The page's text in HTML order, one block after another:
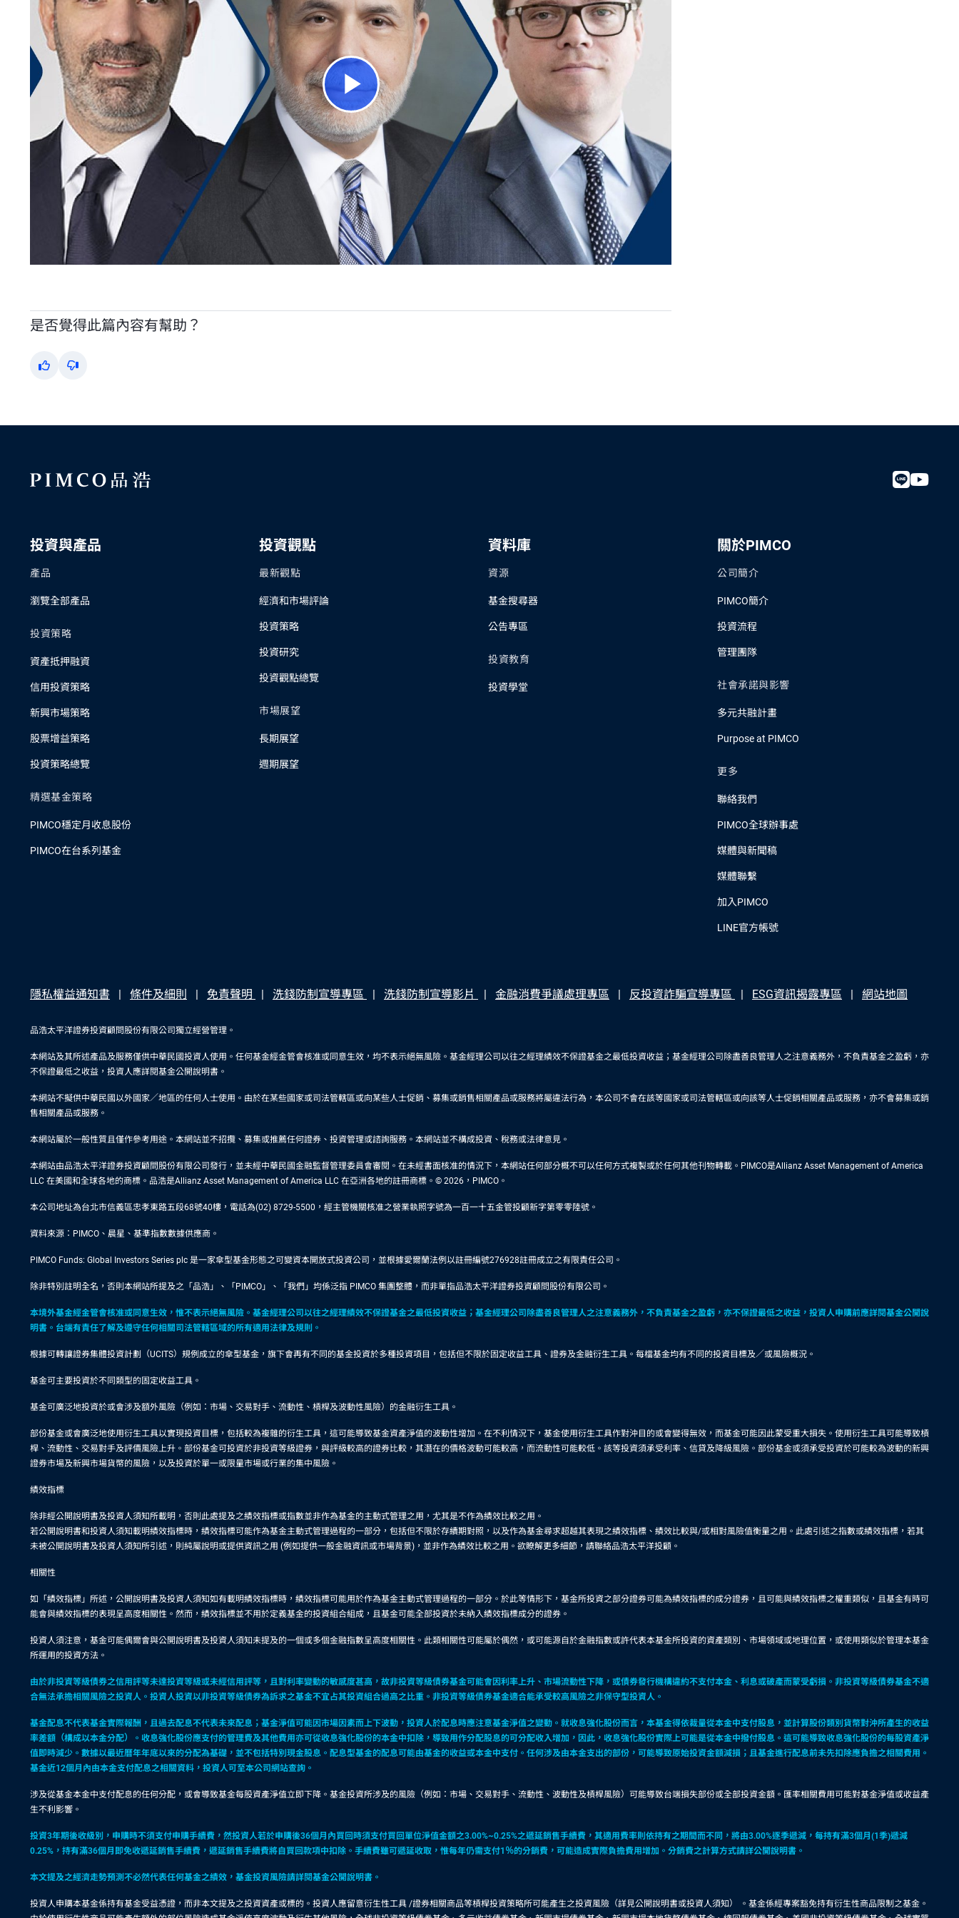
Play
Video
是否覺得此篇內容有幫助？
Yes No
投資與產品
產品
瀏覽全部產品
投資策略
資產抵押融資
信用投資策略
新興市場策略
股票增益策略
投資策略總覽
精選基金策略
PIMCO穩定月收息股份
PIMCO在台系列基金
投資觀點
最新觀點
經濟和市場評論
投資策略
投資研究
投資觀點總覽
市場展望
長期展望
週期展望
資料庫
資源
基金搜尋器
公告專區
投資教育
投資學堂
關於PIMCO
公司簡介
PIMCO簡介
投資流程
管理團隊
社會承諾與影響
多元共融計畫
Purpose at PIMCO
更多
聯絡我們
PIMCO全球辦事處
媒體與新聞稿
媒體聯繫
加入PIMCO
LINE官方帳號
隱私權益通知書 條件及細則 免責聲明 洗錢防制宣導專區 洗錢防制宣導影片 金融消費爭議處理專區 反投資詐騙宣導專區 ESG資訊揭露專區 網站地圖
品浩太平洋證券投資顧問股份有限公司獨立經營管理。
本網站及其所述產品及服務僅供中華民國投資人使用。任何基金經金管會核准或同意生效，均不表示絕無風險。基金經理公司以往之經理績效不保證基金之最低投資收益；基金經理公司除盡善良管理人之注意義務外，不負責基金之盈虧，亦
不保證最低之收益，投資人應詳閱基金公開說明書。
本網站不擬供中華民國以外國家／地區的任何人士使用。由於在某些國家或司法管轄區或向某些人士促銷、募集或銷售相關產品或服務將屬違法行為，本公司不會在該等國家或司法管轄區或向該等人士促銷相關產品或服務，亦不會募集或銷
售相關產品或服務。
本網站屬於一般性質且僅作參考用途。本網站並不招攬、募集或推薦任何證券、投資管理或諮詢服務。本網站並不構成投資、稅務或法律意見。
本網站由品浩太平洋證券投資顧問股份有限公司發行，並未經中華民國金融監督管理委員會審閱。在未經書面核准的情況下，本網站任何部分概不可以任何方式複製或於任何其他刊物轉載。PIMCO是Allianz Asset Management of America
LLC 在美國和全球各地的商標。品浩是Allianz Asset Management of America LLC 在亞洲各地的註冊商標。© 2026，PIMCO。
本公司地址為台北市信義區忠孝東路五段68號40樓，電話為(02) 8729-5500，經主管機關核准之營業執照字號為一百一十五金管投顧新字第零零陸號。
資料來源：PIMCO、晨星、基準指數數據供應商。
PIMCO Funds: Global Investors Series plc 是一家傘型基金形態之可變資本開放式投資公司，並根據愛爾蘭法例以註冊編號276928註冊成立之有限責任公司。
除非特別註明全名，否則本網站所提及之「品浩」、「PIMCO」、「我們」均係泛指 PIMCO 集團整體，而非單指品浩太平洋證券投資顧問股份有限公司。
本境外基金經金管會核准或同意生效，惟不表示絕無風險。基金經理公司以往之經理績效不保證基金之最低投資收益；基金經理公司除盡善良管理人之注意義務外，不負責基金之盈虧，亦不保證最低之收益，投資人申購前應詳閱基金公開說
明書。台端有責任了解及遵守任何相關司法管轄區域的所有適用法律及規則。
根據可轉讓證券集體投資計劃（UCITS）規例成立的傘型基金，旗下會再有不同的基金投資於多種投資項目，包括但不限於固定收益工具、證券及金融衍生工具。每檔基金均有不同的投資目標及／或風險概況。
基金可主要投資於不同類型的固定收益工具。
基金可廣泛地投資於或會涉及額外風險（例如：市場、交易對手、流動性、槓桿及波動性風險）的金融衍生工具。
部份基金或會廣泛地使用衍生工具以實現投資目標，包括較為複雜的衍生工具，這可能導致基金資產淨值的波動性增加。在不利情況下，基金使用衍生工具作對沖目的或會變得無效，而基金可能因此蒙受重大損失。使用衍生工具可能導致槓
桿、流動性、交易對手及評價風險上升。部份基金可投資於非投資等級證券，與評級較高的證券比較，其潛在的價格波動可能較高，而流動性可能較低。該等投資須承受利率、信貸及降級風險。部份基金或須承受投資於可能較為波動的新興
證券市場及新興市場貨幣的風險，以及投資於單一或限量市場或行業的集中風險。
績效指標
除非經公開說明書及投資人須知所載明，否則此處提及之績效指標或指數並非作為基金的主動式管理之用，尤其是不作為績效比較之用。
若公開說明書和投資人須知載明績效指標時，績效指標可能作為基金主動式管理過程的一部分，包括但不限於存續期對照，以及作為基金尋求超越其表現之績效指標、績效比較與/或相對風險值衡量之用。此處引述之指數或績效指標，若其
未被公開說明書及投資人須知所引述，則純屬說明或提供資訊之用 (例如提供一般金融資訊或市場背景)，並非作為績效比較之用。欲瞭解更多細節，請聯絡品浩太平洋投顧。
相關性
如「績效指標」所述，公開說明書及投資人須知如有載明績效指標時，績效指標可能用於作為基金主動式管理過程的一部分。於此等情形下，基金所投資之部分證券可能為績效指標的成分證券，且可能與績效指標之權重類似，且基金有時可
能會與績效指標的表現呈高度相關性。然而，績效指標並不用於定義基金的投資組合組成，且基金可能全部投資於未納入績效指標成分的證券。
投資人須注意，基金可能偶爾會與公開說明書及投資人須知未提及的一個或多個金融指數呈高度相關性。此類相關性可能屬於偶然，或可能源自於金融指數或許代表本基金所投資的資產類別、市場領域或地理位置，或使用類似於管理本基金
所運用的投資方法。
由於非投資等級債券之信用評等未達投資等級或未經信用評等，且對利率變動的敏感度甚高，故非投資等級債券基金可能會因利率上升、市場流動性下降，或債券發行機構違約不支付本金、利息或破產而蒙受虧損。非投資等級債券基金不適
合無法承擔相關風險之投資人。投資人投資以非投資等級債券為訴求之基金不宜占其投資組合過高之比重。非投資等級債券基金適合能承受較高風險之非保守型投資人。
基金配息不代表基金實際報酬，且過去配息不代表未來配息；基金淨值可能因市場因素而上下波動，投資人於配息時應注意基金淨值之變動。就收息強化股份而言，本基金得依裁量從本金中支付股息，並計算股份類別貨幣對沖所產生的收益
率差額（構成以本金分配）。收息強化股份應支付的管理費及其他費用亦可從收息強化股份的本金中扣除，導致用作分配股息的可分配收入增加，因此，收息強化股份實際上可能是從本金中撥付股息。這可能導致收息強化股份的每股資產淨
值即時減少。數據以最近曆年年底以來的分配為基礎，並不包括特別現金股息。配息型基金的配息可能由基金的收益或本金中支付。任何涉及由本金支出的部份，可能導致原始投資金額減損；且基金進行配息前未先扣除應負擔之相關費用。
基金近12個月內由本金支付配息之相關資料，投資人可至本公司網站查詢。
涉及從基金本金中支付配息的任何分配，或會導致基金每股資產淨值立即下降。基金投資所涉及的風險（例如：市場、交易對手、流動性、波動性及槓桿風險）可能導致台端損失部份或全部投資金額。匯率相關費用可能對基金淨值或收益產
生不利影響。
投資3年期後收級別，申購時不須支付申購手續費，然投資人若於申購後36個月內買回時須支付買回單位淨值金額之3.00%~0.25%之遞延銷售手續費，其適用費率則依持有之期間而不同，將由3.00%逐季遞減，每持有滿3個月(1季)遞減
0.25%，持有滿36個月即免收遞延銷售手續費，遞延銷售手續費將自買回款項中扣除。手續費雖可遞延收取，惟每年仍需支付1％的分銷費，可能造成實際負擔費用增加。分銷費之計算方式請詳公開說明書。
本文提及之經濟走勢預測不必然代表任何基金之績效，基金投資風險請詳閱基金公開說明書。
投資人申購本基金係持有基金受益憑證，而非本文提及之投資資產或標的。投資人應留意衍生性工具 /證券相關商品等槓桿投資策略所可能產生之投資風險（詳見公開說明書或投資人須知） 。基金係經專案豁免持有衍生性商品限制之基金。